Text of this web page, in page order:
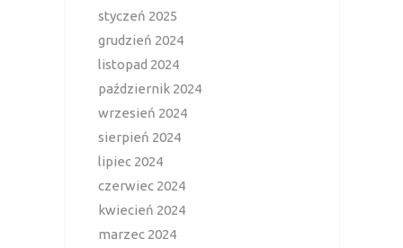
styczeń 2025
grudzień 2024
listopad 2024
październik 2024
wrzesień 2024
sierpień 2024
lipiec 2024
czerwiec 2024
kwiecień 2024
marzec 2024